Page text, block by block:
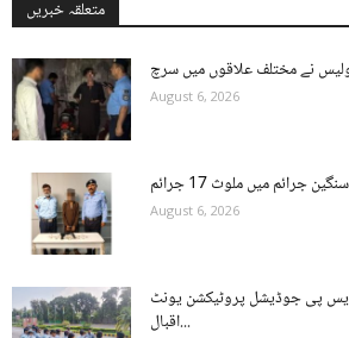
متعلقہ خبریں
August 6, 2026
August 6, 2026
پی جوڈیشل پروٹیکشن یونٹ
اقبال...